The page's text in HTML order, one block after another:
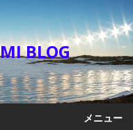
BLOG
メニュー